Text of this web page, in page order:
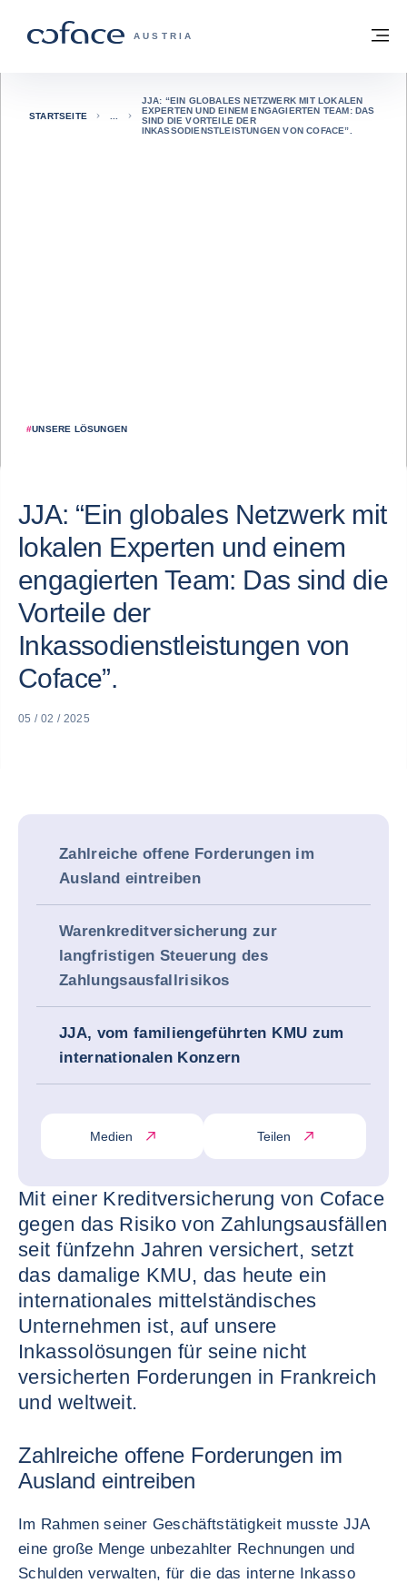
COFACE FOR TRADE - WEBSEITE DER
AUSTRIA
Zurück zur Startseite
#UNSERE LÖSUNGEN
STARTSEITE
JJA: “EIN GLOBALES NETZWERK MIT LOKALEN
EXPERTEN UND EINEM ENGAGIERTEN TEAM: DAS
SIND DIE VORTEILE DER
INKASSODIENSTLEISTUNGEN VON COFACE”.
JJA: “Ein globales Netzwerk mit
lokalen Experten und einem
engagierten Team: Das sind die
Vorteile der
Inkassodienstleistungen von
Coface”.
05 / 02 / 2025
Zahlreiche offene Forderungen im
Ausland eintreiben
Warenkreditversicherung zur
langfristigen Steuerung des
Zahlungsausfallrisikos
JJA, vom familiengeführten KMU zum
internationalen Konzern
Medien Teilen
Mit einer Kreditversicherung von Coface
gegen das Risiko von Zahlungsausfällen
seit fünfzehn Jahren versichert, setzt
das damalige KMU, das heute ein
internationales mittelständisches
Unternehmen ist, auf unsere
Inkassolösungen für seine nicht
versicherten Forderungen in Frankreich
und weltweit.
Zahlreiche offene Forderungen im
Ausland eintreiben
Im Rahmen seiner Geschäftstätigkeit musste JJA
eine große Menge unbezahlter Rechnungen und
Schulden verwalten, für die das interne Inkasso